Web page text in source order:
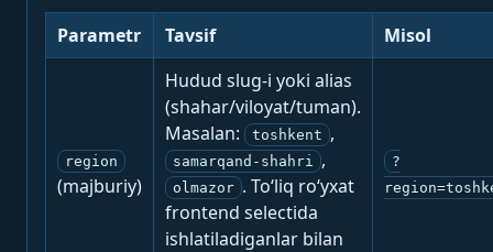
Parametr Tavsif Misol
region
(majburiy)
Hudud slug-i yoki alias
(shahar/viloyat/tuman).
Masalan:
toshkent ,
samarqand-shahri ,
olmazor . To‘liq ro‘yxat
frontend selectida
ishlatiladiganlar bilan
?